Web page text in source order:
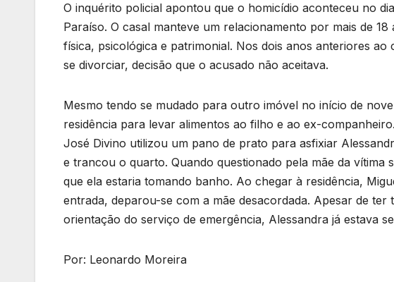
O inquérito policial apontou que o homicídio aconteceu no
Paraíso. O casal manteve um relacionamento por mais de
física, psicológica e patrimonial. Nos dois anos anteriores
se divorciar, decisão que o acusado não aceitava.
Mesmo tendo se mudado para outro imóvel no início de
residência para levar alimentos ao filho e ao ex-
José Divino utilizou um pano de prato para asfixiar
e trancou o quarto. Quando questionado pela mãe da
que ela estaria tomando banho. Ao chegar à residência,
entrada, deparou-se com a mãe desacordada. Apesar de
orientação do serviço de emergência, Alessandra já estava
Por: Leonardo Moreira